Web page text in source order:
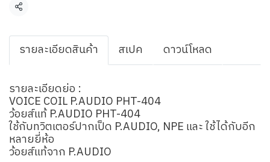
แชร์
รายละเอียดสินค้า สเปค ดาวน์โหลด
รายละเอียดย่อ :
VOICE COIL P.AUDIO PHT-404
ว้อยส์แท้ P.AUDIO PHT-404
ใช้กับทวิตเตอร์ปากเป็ด P.AUDIO, NPE และ ใช้ได้กับอีก
หลายยี่ห้อ
ว้อยส์แท้จาก P.AUDIO